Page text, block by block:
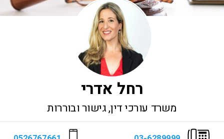
רחל אדרי
משרד עורכי דין, גישור ובוררות